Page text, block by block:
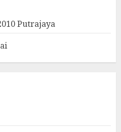
Putrajaya